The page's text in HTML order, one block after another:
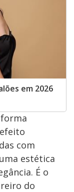
em 2026
com
estética
É o
do